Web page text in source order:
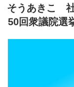
ON
そうあきこ
50回衆議院選